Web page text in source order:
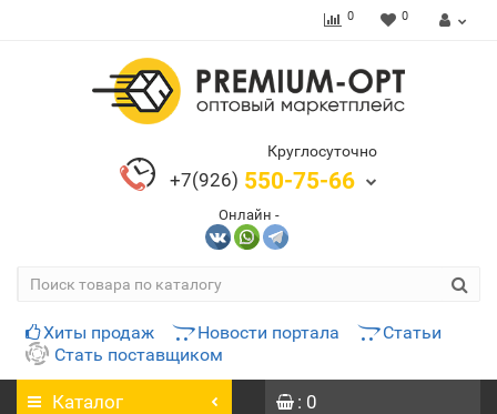
0 0
Круглосуточно
+7(926) 550-75-66
Онлайн -
Хиты продаж Новости портала
Статьи
Стать поставщиком
Каталог : 0